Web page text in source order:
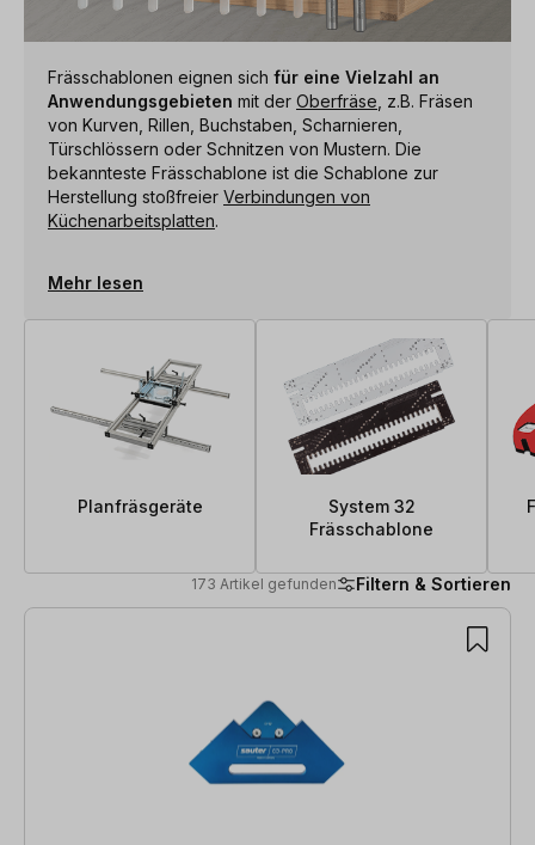
Frässchablonen eignen sich für eine Vielzahl an
Anwendungsgebieten mit der Oberfräse , z.B. Fräsen
von Kurven, Rillen, Buchstaben, Scharnieren,
Türschlössern oder Schnitzen von Mustern. Die
bekannteste Frässchablone ist die Schablone zur
Herstellung stoßfreier Verbindungen von
Küchenarbeitsplatten.
Mehr lesen
Planfräsgeräte
System 32
Frässchablone
173 Artikel gefunden Filtern & Sortieren
173 Artikel gefunden